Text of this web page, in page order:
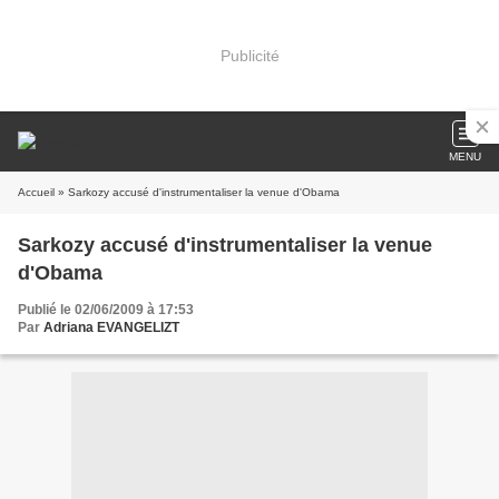
Publicité
MENU
Accueil » Sarkozy accusé d'instrumentaliser la venue d'Obama
Sarkozy accusé d'instrumentaliser la venue
d'Obama
Publié le 02/06/2009 à 17:53
Par Adriana EVANGELIZT